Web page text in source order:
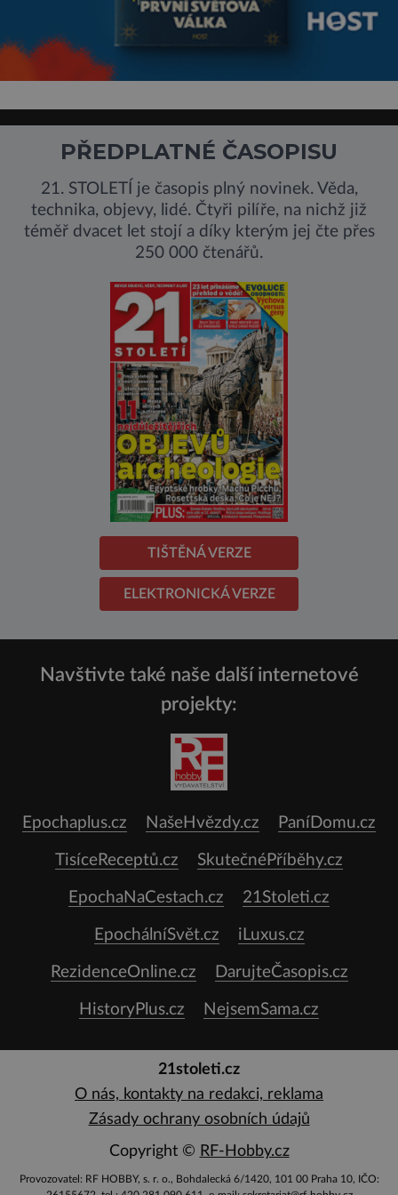
PŘEDPLATNÉ ČASOPISU
21. STOLETÍ je časopis plný novinek. Věda,
technika, objevy, lidé. Čtyři pilíře, na nichž již
téměř dvacet let stojí a díky kterým jej čte přes
250 000 čtenářů.
TIŠTĚNÁ VERZE
ELEKTRONICKÁ VERZE
Navštivte také naše další internetové
projekty:
Epochaplus.cz NašeHvězdy.cz PaníDomu.cz
TisíceReceptů.cz SkutečnéPříběhy.cz
EpochaNaCestach.cz 21Stoleti.cz
EpochálníSvět.cz iLuxus.cz
RezidenceOnline.cz DarujteČasopis.cz
HistoryPlus.cz NejsemSama.cz
21stoleti.cz
O nás, kontakty na redakci, reklama
Zásady ochrany osobních údajů
Copyright © RF-Hobby.cz
Provozovatel: RF HOBBY, s. r. o., Bohdalecká 6/1420, 101 00 Praha 10, IČO: